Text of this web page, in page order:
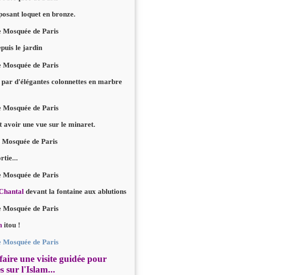
loquet en bronze.
le jardin
d'élégantes colonnettes en marbre
avoir une vue sur le minaret.
devant la fontaine aux ablutions
itou !
une visite guidée pour
sur l'Islam...